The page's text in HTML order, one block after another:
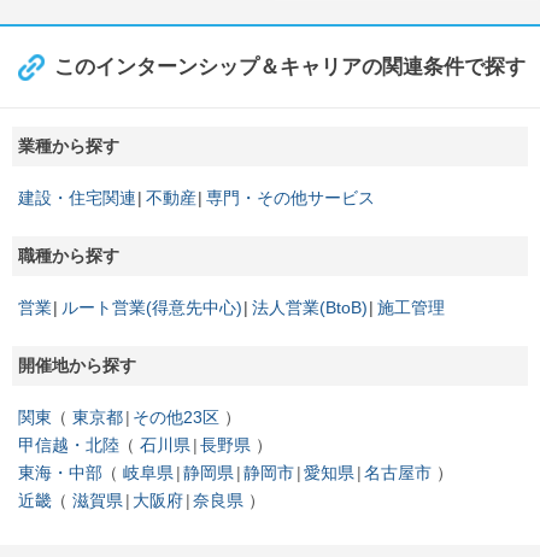
このインターンシップ＆キャリアの関連条件で探す
業種から探す
建設・住宅関連 不動産 専門・その他サービス
職種から探す
営業 ルート営業(得意先中心) 法人営業(BtoB) 施工管理
開催地から探す
関東 東京都 その他23区
甲信越・北陸
石川県 長野県
東海・中部
岐阜県 静岡県 静岡市 愛知県 名古屋市
近畿
滋賀県 大阪府 奈良県